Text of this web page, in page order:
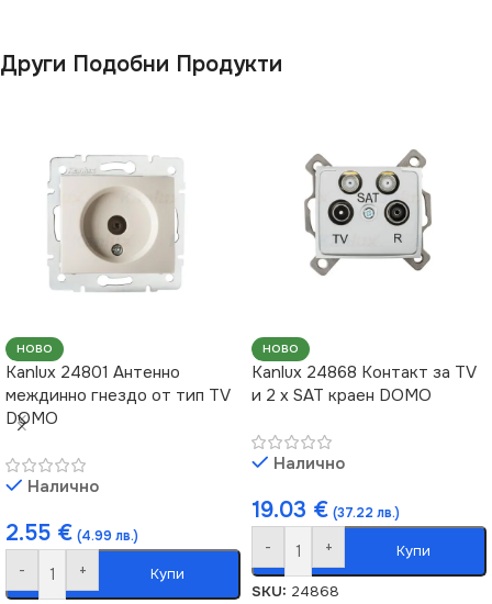
Други Подобни Продукти
НОВО
Kanlux 24801 Антенно
междинно гнездо от тип TV
DOMO
Налично
2.55 € (4.99 лв.)
- + Купи
НОВО
Kanlux 24868 Контакт за TV
и 2 х SAT краен DOMO
Налично
19.03 € (37.22 лв.)
- + Купи
SKU: 24868